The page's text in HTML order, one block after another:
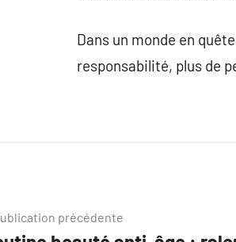
Dans un monde en
responsabilité, plus de
précédente